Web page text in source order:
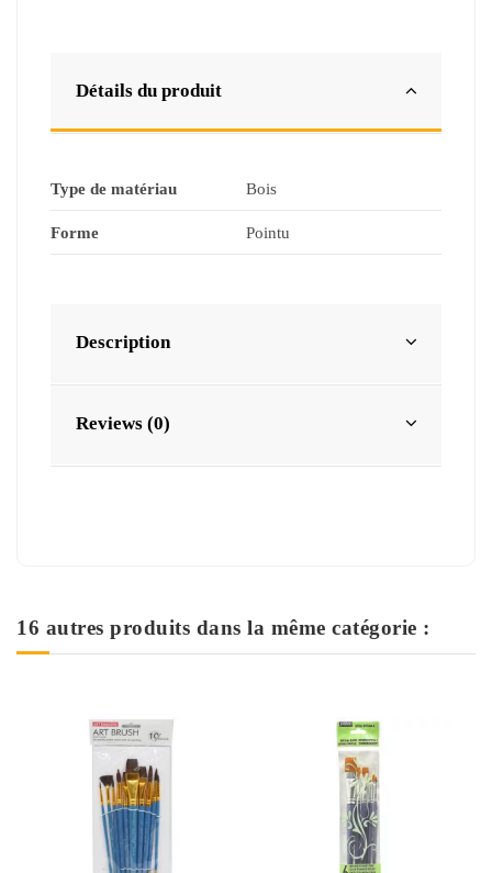
Détails du produit
Type de matériau ‎Bois
Forme Pointu
Description
Reviews (0)
16 autres produits dans la même catégorie :